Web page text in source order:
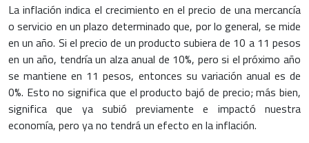
La inflación indica el crecimiento en el precio de una mercancía
o servicio en un plazo determinado que, por lo general, se mide
en un año. Si el precio de un producto subiera de 10 a 11 pesos
en un año, tendría un alza anual de 10%, pero si el próximo año
se mantiene en 11 pesos, entonces su variación anual es de
0%. Esto no significa que el producto bajó de precio; más bien,
significa que ya subió previamente e impactó nuestra
economía, pero ya no tendrá un efecto en la inflación.